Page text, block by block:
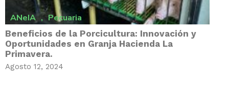
ANeIA , Pecuaria
Beneficios de la Porcicultura: Innovación y
Oportunidades en Granja Hacienda La
Primavera.
Agosto 12, 2024